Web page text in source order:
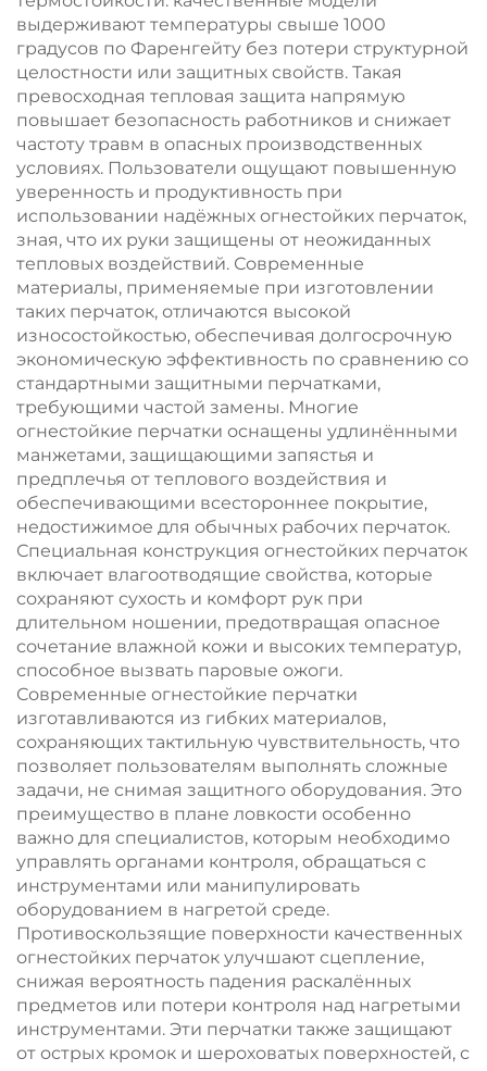
выдерживают температуры свыше 1000
градусов по Фаренгейту без потери структурной
целостности или защитных свойств. Такая
превосходная тепловая защита напрямую
повышает безопасность работников и снижает
частоту травм в опасных производственных
условиях. Пользователи ощущают повышенную
уверенность и продуктивность при
использовании надёжных огнестойких перчаток,
зная, что их руки защищены от неожиданных
тепловых воздействий. Современные
материалы, применяемые при изготовлении
таких перчаток, отличаются высокой
износостойкостью, обеспечивая долгосрочную
экономическую эффективность по сравнению со
стандартными защитными перчатками,
требующими частой замены. Многие
огнестойкие перчатки оснащены удлинёнными
манжетами, защищающими запястья и
предплечья от теплового воздействия и
обеспечивающими всестороннее покрытие,
недостижимое для обычных рабочих перчаток.
Специальная конструкция огнестойких перчаток
включает влагоотводящие свойства, которые
сохраняют сухость и комфорт рук при
длительном ношении, предотвращая опасное
сочетание влажной кожи и высоких температур,
способное вызвать паровые ожоги.
Современные огнестойкие перчатки
изготавливаются из гибких материалов,
сохраняющих тактильную чувствительность, что
позволяет пользователям выполнять сложные
задачи, не снимая защитного оборудования. Это
преимущество в плане ловкости особенно
важно для специалистов, которым необходимо
управлять органами контроля, обращаться с
инструментами или манипулировать
оборудованием в нагретой среде.
Противоскользящие поверхности качественных
огнестойких перчаток улучшают сцепление,
снижая вероятность падения раскалённых
предметов или потери контроля над нагретыми
инструментами. Эти перчатки также защищают
от острых кромок и шероховатых поверхностей, с